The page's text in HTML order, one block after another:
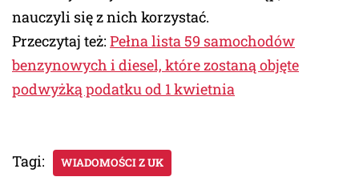
nauczyli się z nich korzystać.
Przeczytaj też: Pełna lista 59 samochodów
benzynowych i diesel, które zostaną objęte
podwyżką podatku od 1 kwietnia
Tagi: WIADOMOŚCI Z UK